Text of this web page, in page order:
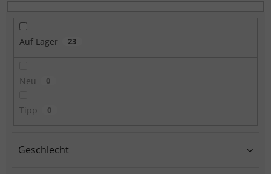
Auf Lager 23
Neu 0
Tipp 0
Geschlecht